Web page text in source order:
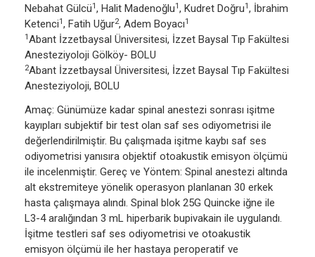
Nebahat Gülcü1, Halit Madenoğlu1, Kudret Doğru1, İbrahim
Ketenci1, Fatih Uğur2, Adem Boyacı1
1Abant İzzetbaysal Üniversitesi, İzzet Baysal Tıp Fakültesi
Anesteziyoloji Gölköy- BOLU
2Abant İzzetbaysal Üniversitesi, İzzet Baysal Tıp Fakültesi
Anesteziyoloji, BOLU
Amaç: Günümüze kadar spinal anestezi sonrası işitme
kayıpları subjektif bir test olan saf ses odiyometrisi ile
değerlendirilmiştir. Bu çalışmada işitme kaybı saf ses
odiyometrisi yanısıra objektif otoakustik emisyon ölçümü
ile incelenmiştir. Gereç ve Yöntem: Spinal anestezi altında
alt ekstremiteye yönelik operasyon planlanan 30 erkek
hasta çalışmaya alındı. Spinal blok 25G Quincke iğne ile
L3-4 aralığından 3 mL hiperbarik bupivakain ile uygulandı.
İşitme testleri saf ses odiyometrisi ve otoakustik
emisyon ölçümü ile her hastaya peroperatif ve